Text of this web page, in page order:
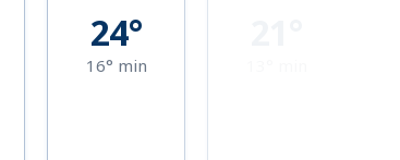
24°
16° min